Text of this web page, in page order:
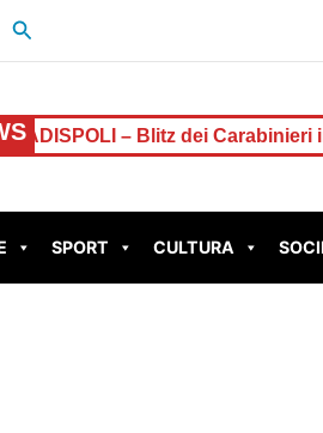
Cerca
– Blitz dei Carabinieri in un
SPORT CULTURA